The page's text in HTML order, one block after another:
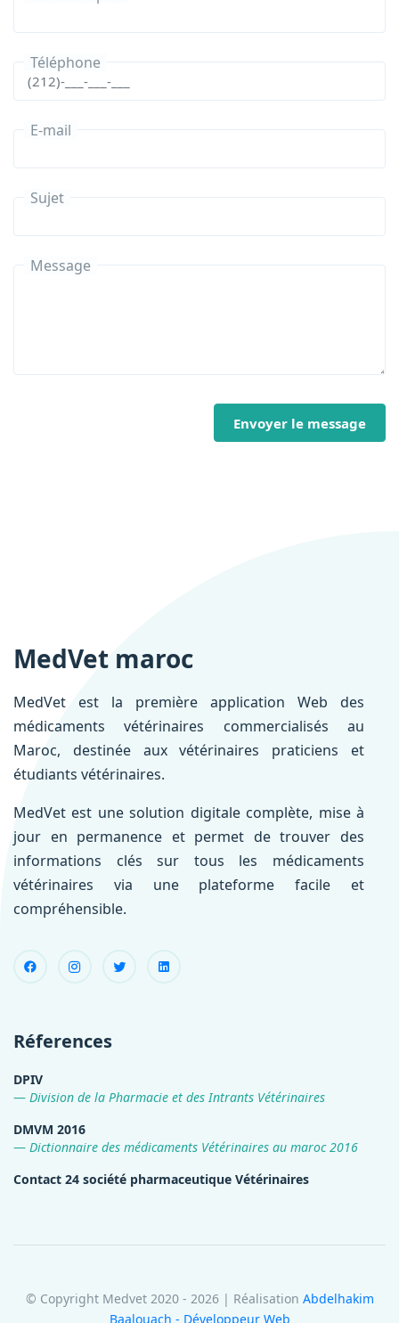
Téléphone
E-mail
Sujet
Message
Envoyer le message
MedVet maroc
MedVet est la première application Web des
médicaments vétérinaires commercialisés au
Maroc, destinée aux vétérinaires praticiens et
étudiants vétérinaires.
MedVet est une solution digitale complète, mise à
jour en permanence et permet de trouver des
informations clés sur tous les médicaments
vétérinaires via une plateforme facile et
compréhensible.
Réferences
DPIV
Division de la Pharmacie et des Intrants Vétérinaires
DMVM 2016
Dictionnaire des médicaments Vétérinaires au maroc 2016
Contact 24 société pharmaceutique Vétérinaires
© Copyright Medvet 2020 - 2026 | Réalisation Abdelhakim
Baalouach - Développeur Web